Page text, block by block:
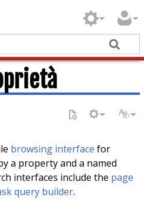
browsing interface for
a property and a named
interfaces include the page
query builder.